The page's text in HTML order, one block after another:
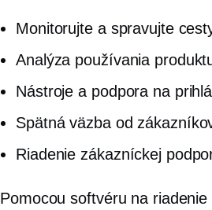
Monitorujte a spravujte
Analýza používania
Nástroje a podpora na
Spätná väzba od
Riadenie zákazníckej
Pomocou softvéru na